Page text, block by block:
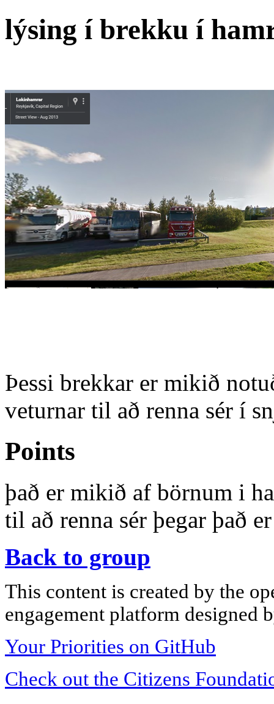
lýsing í brekku í
Þessi brekkar er mikið
veturnar til að renna sér í
Points
það er mikið af börnum i
til að renna sér þegar það
Back to group
This content is created by the
engagement platform designed
Your Priorities on GitHub
Check out the Citizens